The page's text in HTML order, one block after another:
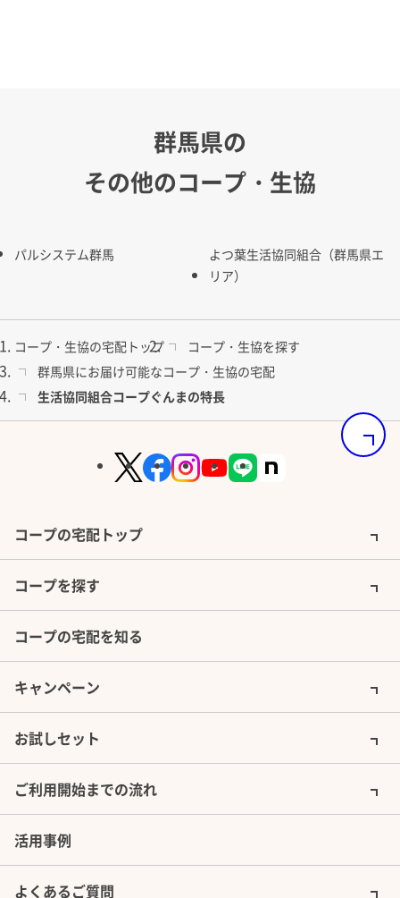
群馬県の
その他のコープ・生協
パルシステム群馬
よつ葉生活協同組合（群馬県エ
リア）
コープ・生協の宅配トップ
コープ・生協を探す
群馬県にお届け可能なコープ・生協の宅配
生活協同組合コープぐんまの特長
ページ
コープの宅配トップ
コープを探す
コープの宅配を知る
キャンペーン
お試しセット
ご利用開始までの流れ
活用事例
よくあるご質問